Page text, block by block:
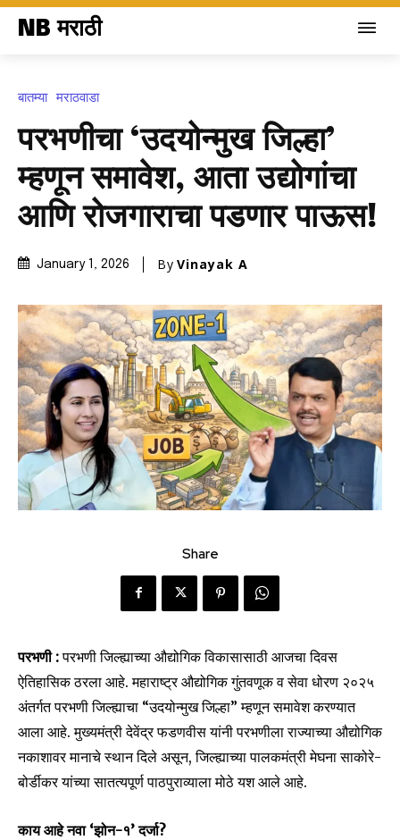
NB मराठी
बातम्या मराठवाडा
परभणीचा ‘उदयोन्मुख जिल्हा’
म्हणून समावेश, आता उद्योगांचा
आणि रोजगाराचा पडणार पाऊस!
January 1, 2026 By Vinayak A
Share
परभणी :परभणी जिल्ह्याच्या औद्योगिक विकासासाठी आजचा दिवस
ऐतिहासिक ठरला आहे. महाराष्ट्र औद्योगिक गुंतवणूक व सेवा धोरण २०२५
अंतर्गत परभणी जिल्ह्याचा “उदयोन्मुख जिल्हा” म्हणून समावेश करण्यात
आला आहे. मुख्यमंत्री देवेंद्र फडणवीस यांनी परभणीला राज्याच्या औद्योगिक
नकाशावर मानाचे स्थान दिले असून, जिल्ह्याच्या पालकमंत्री मेघना साकोरे-
बोर्डीकर यांच्या सातत्यपूर्ण पाठपुराव्याला मोठे यश आले आहे.
काय आहे नवा ‘झोन-१’ दर्जा?